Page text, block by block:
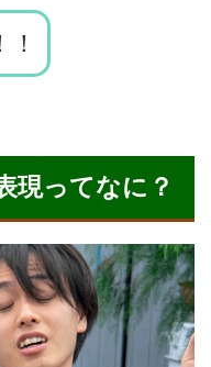
現ってなに？